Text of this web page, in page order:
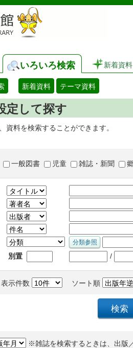
いろいろ検索 新着資料
新着資料 テーマ資料
定して探す
資料を検索することができます。
一般図書 児童 雑誌・新聞
別置 /
表示件数 ソート順
※雑誌を検索するときは、出版